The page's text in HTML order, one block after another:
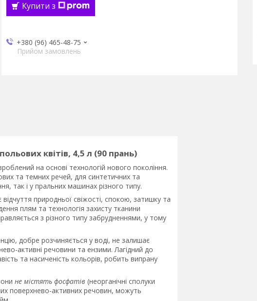
Купити з
+380 (96) 465-48-75
Прийом замовлень
квітів, 4,5 л (90 прань)
на основі технологій нового покоління.
та темних речей, для синтетичних та
так і у пральних машинах різного типу.
природньої свіжості, спокою, затишку та
плям та технологія захисту тканини
з різного типу забрудненнями, у тому
добре розчиняється у воді, не залишає
активні речовини та ензими. Лагідний до
та насиченість кольорів, робить випрану
не містять фосфатів (неорганічні сполуки
поверхнево-активних речовин, можуть